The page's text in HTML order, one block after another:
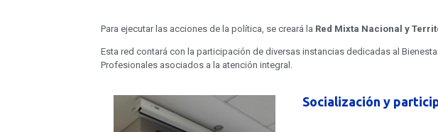
Para ejecutar las acciones de la política, se creará la Red Mixta Nacional y
Esta red contará con la participación de diversas instancias dedicadas al
Profesionales asociados a la atención integral.
Socialización y